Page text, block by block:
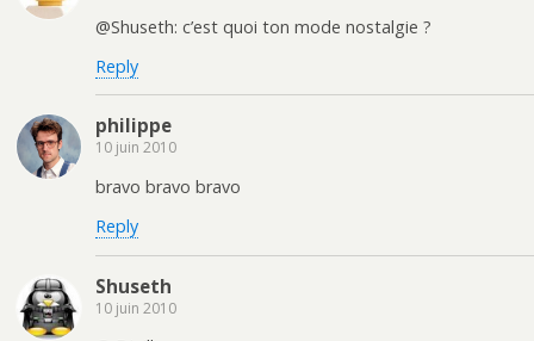
@Shuseth: c’est quoi ton mode nostalgie ?
Reply
philippe
10 juin 2010
bravo bravo bravo
Reply
Shuseth
10 juin 2010